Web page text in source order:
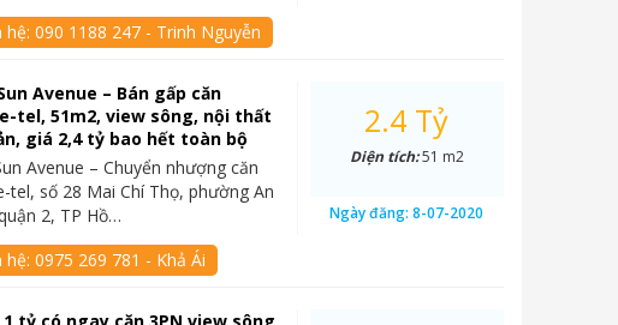
hệ:090 1188 247 - Trinh Nguyễn
Avenue – Bán gấp căn
tel, 51m2, view sông, nội thất
giá 2,4 tỷ bao hết toàn bộ
Avenue – Chuyển nhượng căn
tel, số 28 Mai Chí Thọ, phường An
2, TP Hồ…
hệ:0975 269 781 - Khả Ái
2.4 Tỷ
Diện tích:51 m2
Ngày đăng:8-07-2020